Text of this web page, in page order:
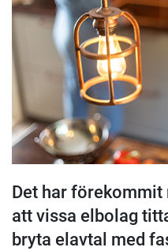
Det har
att vissa elbolag
bryta elavtal med